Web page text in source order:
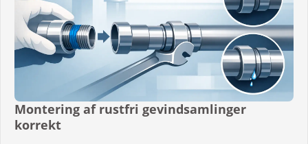
Montering af rustfri gevindsamlinger
korrekt